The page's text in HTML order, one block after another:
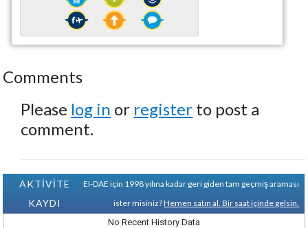
Comments
Please log in or register to post a
comment.
AKTİVİTE
KAYDI
EI-DAE için 1998 yılına kadar geri giden tam geçmiş araması
ister misiniz?Hemen satın al. Bir saat içinde gelsin.
No Recent History Data